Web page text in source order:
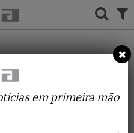
PIERONI
em primeira mão